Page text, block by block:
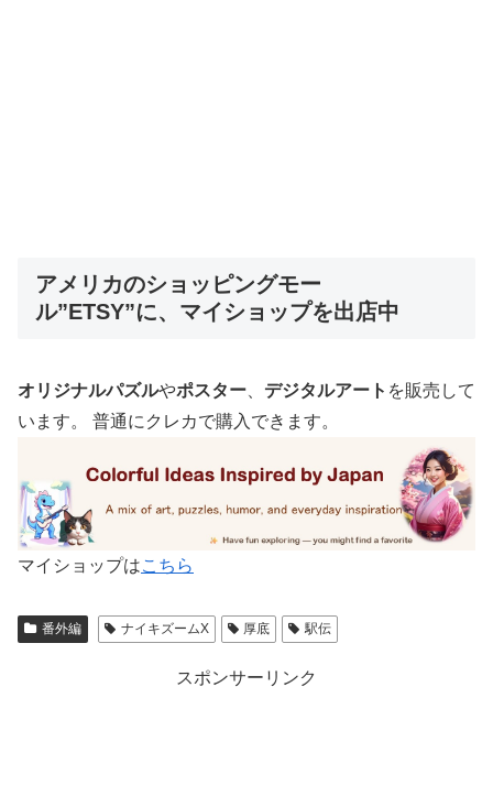
アメリカのショッピングモー
ル”ETSY”に、マイショップを出店中
オリジナルパズルやポスター デジタルアート を販売して
います。 普通にクレカで購入できます。
マイショップはこちら
番外編 ナイキズームX 厚底 駅伝
スポンサーリンク